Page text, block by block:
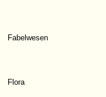
Fabelwesen
Flora